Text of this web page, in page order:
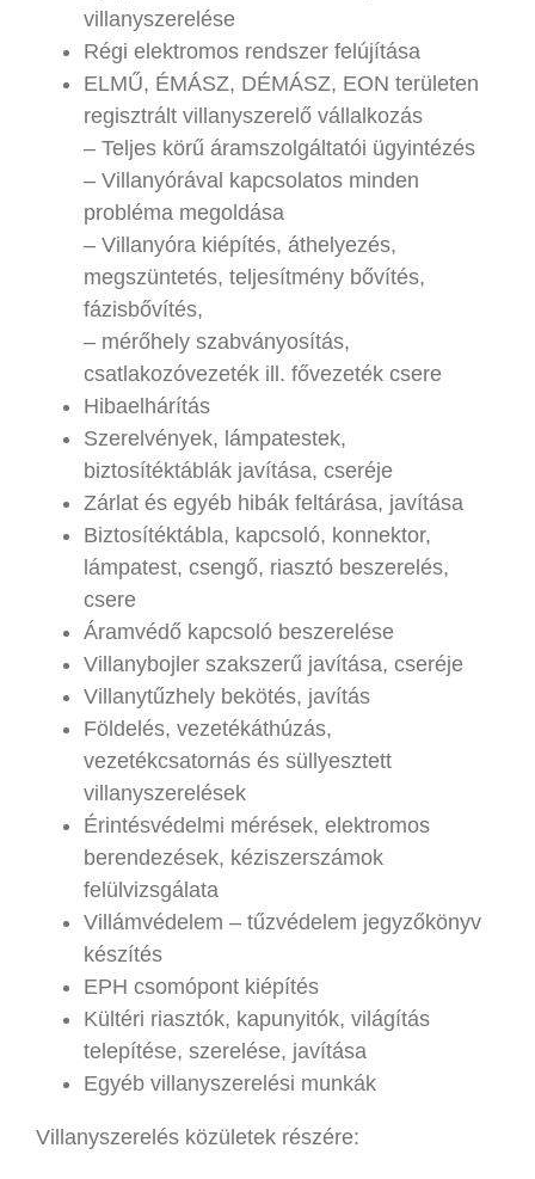
villanyszerelése
Régi elektromos rendszer felújítása
ELMŰ, ÉMÁSZ, DÉMÁSZ, EON területen
regisztrált villanyszerelő vállalkozás
– Teljes körű áramszolgáltatói ügyintézés
– Villanyórával kapcsolatos minden
probléma megoldása
– Villanyóra kiépítés, áthelyezés,
megszüntetés, teljesítmény bővítés,
fázisbővítés,
– mérőhely szabványosítás,
csatlakozóvezeték ill. fővezeték csere
Hibaelhárítás
Szerelvények, lámpatestek,
biztosítéktáblák javítása, cseréje
Zárlat és egyéb hibák feltárása, javítása
Biztosítéktábla, kapcsoló, konnektor,
lámpatest, csengő, riasztó beszerelés,
csere
Áramvédő kapcsoló beszerelése
Villanybojler szakszerű javítása, cseréje
Villanytűzhely bekötés, javítás
Földelés, vezetékáthúzás,
vezetékcsatornás és süllyesztett
villanyszerelések
Érintésvédelmi mérések, elektromos
berendezések, kéziszerszámok
felülvizsgálata
Villámvédelem – tűzvédelem jegyzőkönyv
készítés
EPH csomópont kiépítés
Kültéri riasztók, kapunyitók, világítás
telepítése, szerelése, javítása
Egyéb villanyszerelési munkák
Villanyszerelés közületek részére: